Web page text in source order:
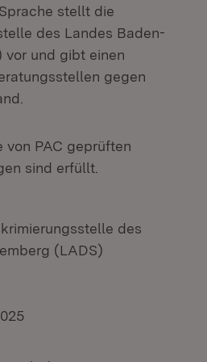
stellt die
des Landes Baden-
vor und gibt einen
gegen
von PAC geprüften
sind erfüllt.
des
(LADS)